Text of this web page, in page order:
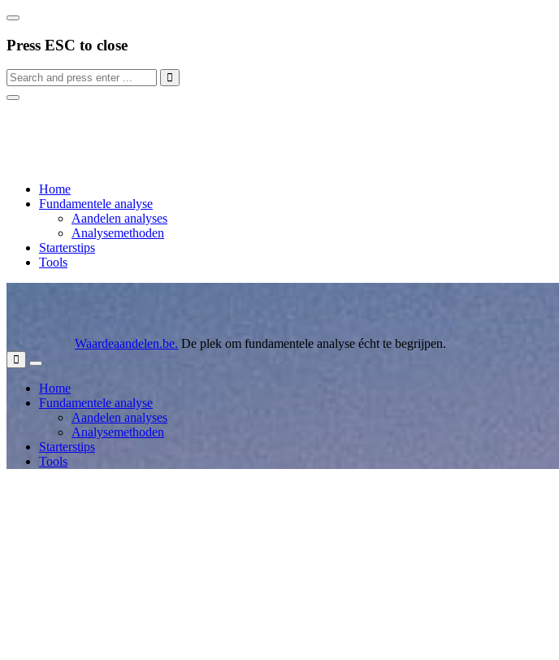
Press ESC to close
Home
Fundamentele analyse
Aandelen analyses
Analysemethoden
Starterstips
Tools
Waardeaandelen.be. De plek om fundamentele analyse écht te begrijpen.
Home
Fundamentele analyse
Aandelen analyses
Analysemethoden
Starterstips
Tools